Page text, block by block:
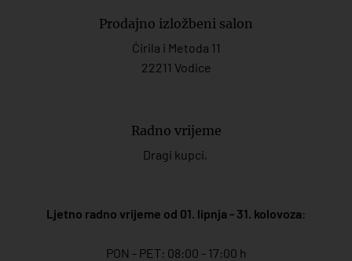
Prodajno izložbeni salon
Ćirila i Metoda 11
22211 Vodice
Radno vrijeme
Dragi kupci,
Ljetno radno vrijeme od 01. lipnja - 31. kolovoza:
PON - PET: 08:00 - 17:00 h